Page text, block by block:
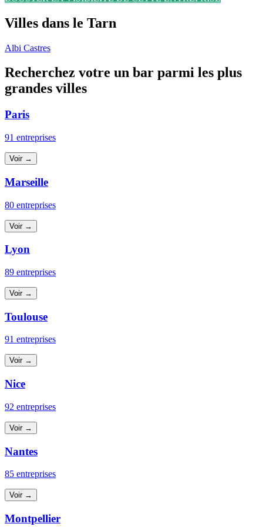
Villes dans le Tarn
Albi Castres
Recherchez votre un bar parmi les plus
grandes villes
Paris
91 entreprises
Voir →
Marseille
80 entreprises
Voir →
Lyon
89 entreprises
Voir →
Toulouse
91 entreprises
Voir →
Nice
92 entreprises
Voir →
Nantes
85 entreprises
Voir →
Montpellier